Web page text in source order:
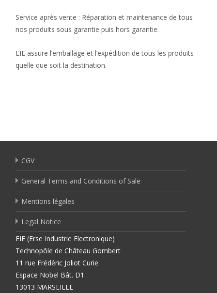
Service après vente : Réparation et maintenance de tous
nos produits sous garantie puis hors garantie.
EIE assure l’emballage et l’expédition de tous les produits
quelle que soit la destination.
CGV
General Terms and Conditions of Sale
Mentions légales
Legal Notice
EIE (Erse Industrie Electronique)
Technopôle de Château Gombert
11 rue Frédéric Joliot Curie
Espace Nobel Bât. D1
13013 MARSEILLE